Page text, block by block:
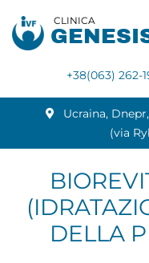
CLINICA
+38(063) 262-
Ucraina,
(via
DELLA